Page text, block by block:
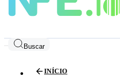
Buscar
INÍCIO